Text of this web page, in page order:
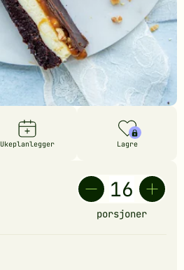
Ukeplanlegger Lagre
porsjoner